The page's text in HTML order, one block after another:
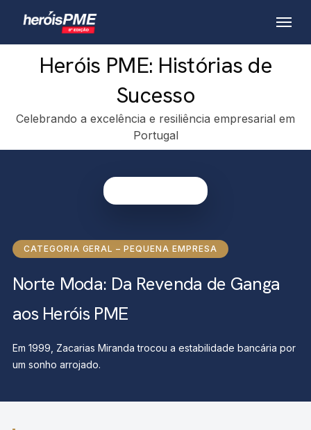
main
Menu
Heróis PME: Histórias de
Sucesso
Celebrando a excelência e resiliência empresarial em
Portugal
CATEGORIA GERAL – PEQUENA EMPRESA
Norte Moda: Da Revenda de Ganga
aos Heróis PME
Em 1999, Zacarias Miranda trocou a estabilidade bancária por
um sonho arrojado.